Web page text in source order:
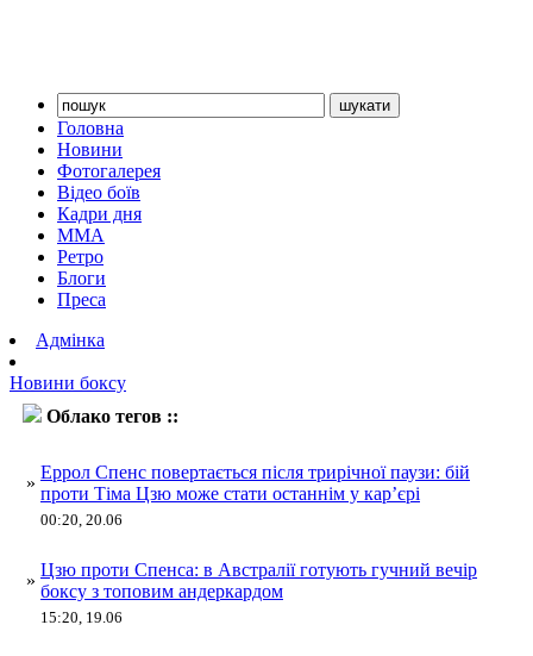
Головна
Новини
Фотогалерея
Відео боїв
Кадри дня
ММА
Ретро
Блоги
Преса
Адмінка
Новини боксу
Облако тегов ::
»
Еррол Спенс повертається після трирічної паузи: бій
проти Тіма Цзю може стати останнім у кар’єрі
00:20, 20.06
»
Цзю проти Спенса: в Австралії готують гучний вечір
боксу з топовим андеркардом
15:20, 19.06